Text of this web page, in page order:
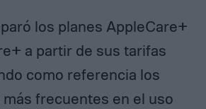
los planes AppleCare+
a partir de sus tarifas
como referencia los
frecuentes en el uso